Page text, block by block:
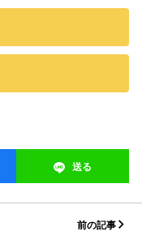
送る
前の記事